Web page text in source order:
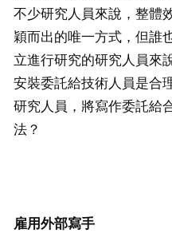
不少研究人員來說，整體
穎而出的唯一方式，但誰
立進行研究的研究人員來
安裝委託給技術人員是合
研究人員，將寫作委託給
法？
雇用外部寫手